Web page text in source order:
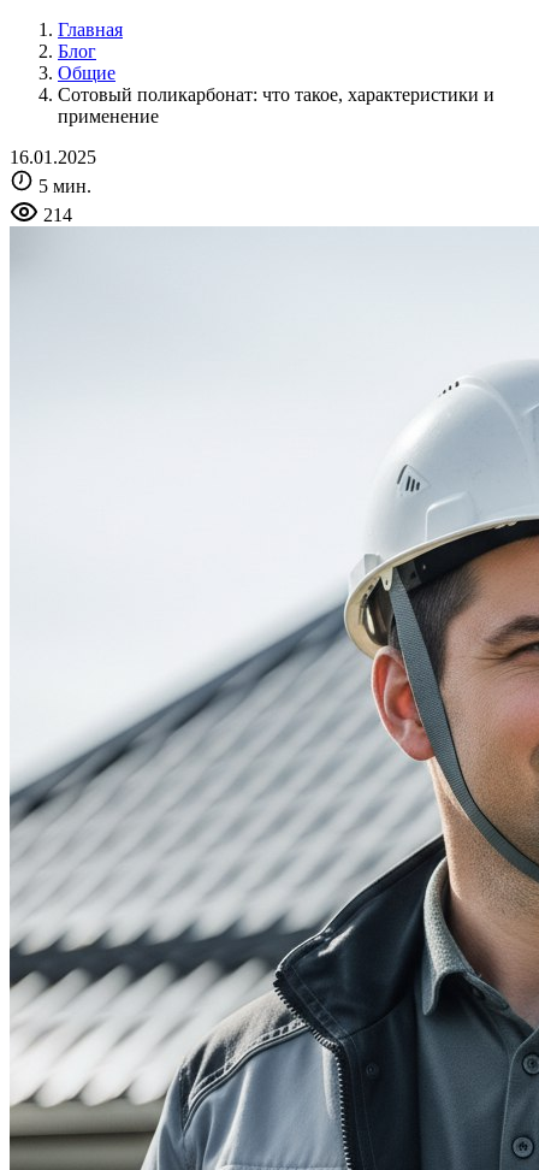
Главная
Блог
Общие
Сотовый поликарбонат: что такое, характеристики и
применение
16.01.2025
5 мин.
214